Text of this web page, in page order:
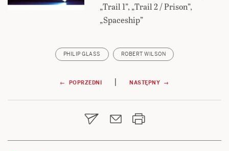
„Trail 1”, „Trail 2 / Prison”,
„Spaceship”
PHILIP GLASS ROBERT WILSON
Nawigacja
wpisu
← POPRZEDNI | NASTĘPNY →